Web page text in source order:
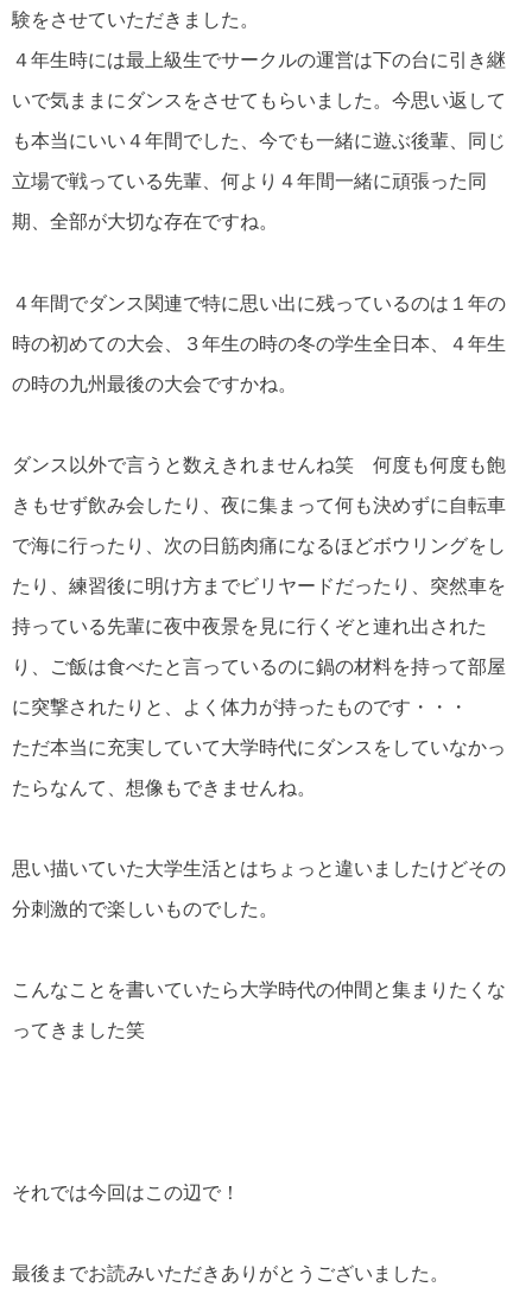
験をさせていただきました。
４年生時には最上級生でサークルの運営は下の台に引き継
いで気ままにダンスをさせてもらいました。今思い返して
も本当にいい４年間でした、今でも一緒に遊ぶ後輩、同じ
立場で戦っている先輩、何より４年間一緒に頑張った同
期、全部が大切な存在ですね。
４年間でダンス関連で特に思い出に残っているのは１年の
時の初めての大会、３年生の時の冬の学生全日本、４年生
の時の九州最後の大会ですかね。
ダンス以外で言うと数えきれませんね笑 何度も何度も飽
きもせず飲み会したり、夜に集まって何も決めずに自転車
で海に行ったり、次の日筋肉痛になるほどボウリングをし
たり、練習後に明け方までビリヤードだったり、突然車を
持っている先輩に夜中夜景を見に行くぞと連れ出された
り、ご飯は食べたと言っているのに鍋の材料を持って部屋
に突撃されたりと、よく体力が持ったものです・・・
ただ本当に充実していて大学時代にダンスをしていなかっ
たらなんて、想像もできませんね。
思い描いていた大学生活とはちょっと違いましたけどその
分刺激的で楽しいものでした。
こんなことを書いていたら大学時代の仲間と集まりたくな
ってきました笑
それでは今回はこの辺で！
最後までお読みいただきありがとうございました。